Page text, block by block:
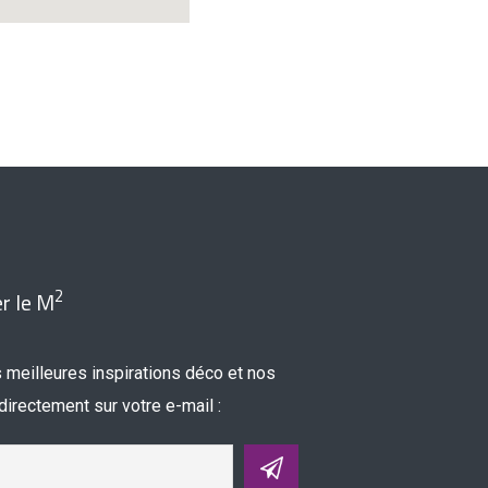
le M2
meilleures inspirations déco et nos
sur votre e-mail :